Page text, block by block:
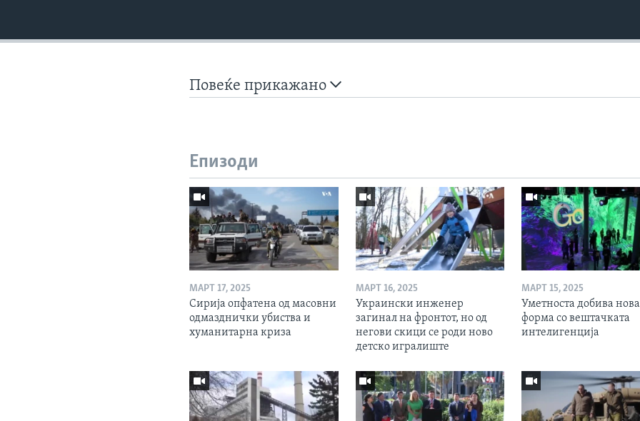
Повеќе прикажано
Епизоди
МАРТ 17, 2025
Сирија опфатена од масовни
одмазднички убиства и
хуманитарна криза
МАРТ 16, 2025
Украински инженер
загинал на фронтот, но од
негови скици се роди ново
детско игралиште
МАРТ 15, 2025
Уметноста добива нова
форма со вештачката
интелигенција